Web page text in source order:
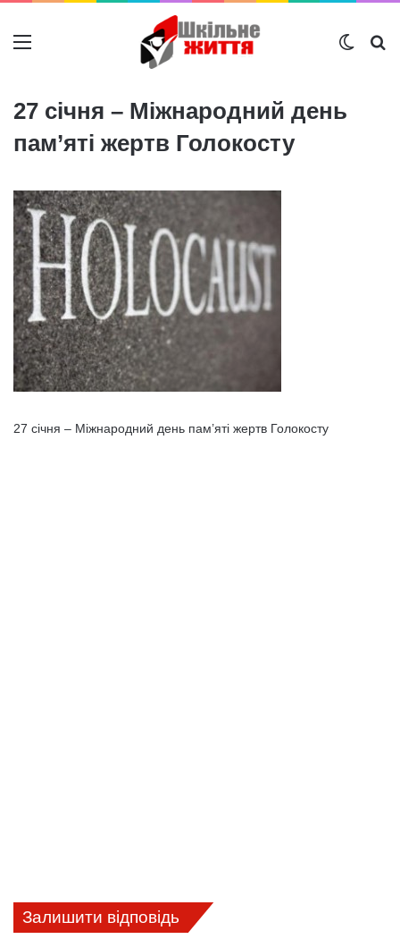
Меню
27 січня – Міжнародний день
пам’яті жертв Голокосту
27 січня – Міжнародний день пам’яті жертв Голокосту
Залишити відповідь